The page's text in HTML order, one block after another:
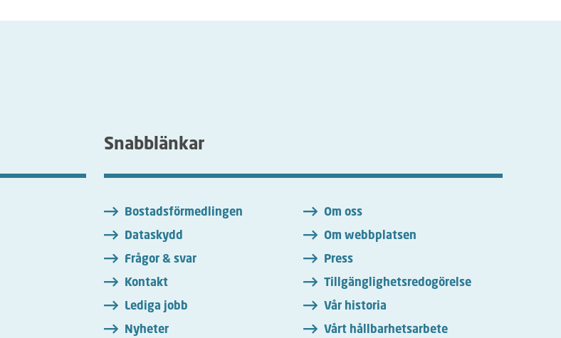
Snabblänkar
Bostadsförmedlingen
Dataskydd
Frågor & svar
Kontakt
Lediga jobb
Nyheter
Om oss
Om webbplatsen
Press
Tillgänglighetsredogörelse
Vår historia
Vårt hållbarhetsarbete